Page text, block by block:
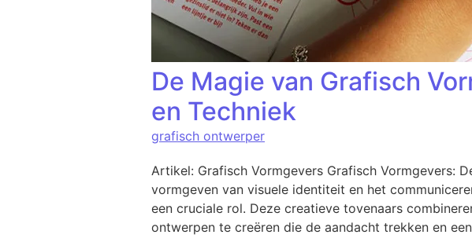
De Magie van Grafisch
en Techniek
grafisch ontwerper
Artikel: Grafisch Vormgevers Grafisch Vormgevers:
vormgeven van visuele identiteit en het
een cruciale rol. Deze creatieve tovenaars
ontwerpen te creëren die de aandacht trekken en